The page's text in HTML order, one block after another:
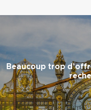
Beaucoup trop